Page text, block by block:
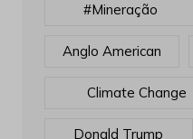
#mineração
Anglo American
Climate Change
Donald Trump